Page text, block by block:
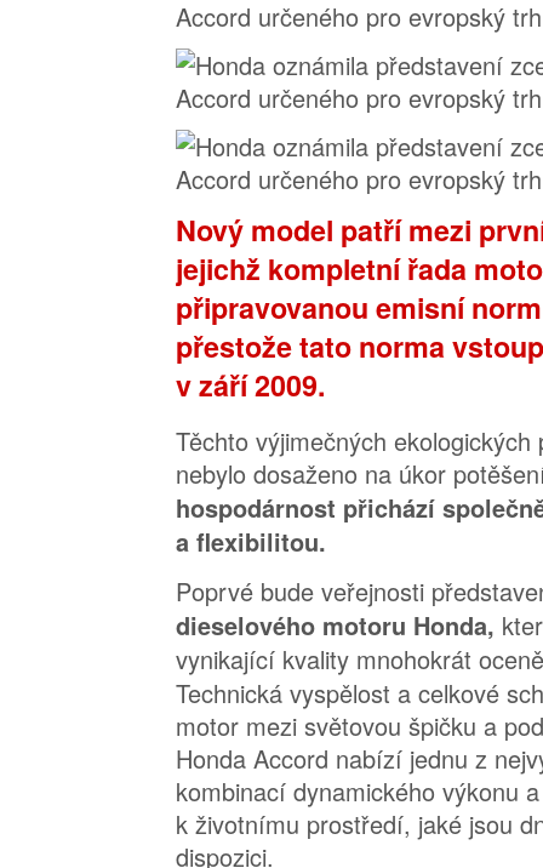
Nový model patří mezi
jejichž kompletní řada
připravovanou emisní
přestože tato norma
v září 2009.
Těchto výjimečných
nebylo dosaženo na úkor
hospodárnost přichází
a flexibilitou.
Poprvé bude veřejnosti
dieselového motoru Honda,
vynikající kvality mnohokrát
Technická vyspělost a celkové
motor mezi světovou špičku a
Honda Accord nabízí jednu z
kombinací dynamického výkonu
k životnímu prostředí, jaké jsou
dispozici.